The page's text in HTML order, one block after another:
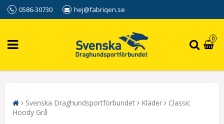
0586-30730 hej@fabriqen.se
0
Svenska Draghundsportförbundet Kläder
Classic
Hoody Grå